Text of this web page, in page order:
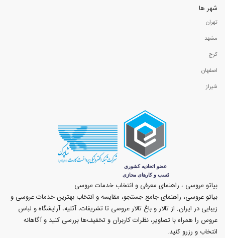
شهر ها
تهران
مشهد
کرج
اصفهان
شیراز
بیاتو عروسی ، راهنمای معرفی و انتخاب خدمات عروسی
بیاتو عروسی، راهنمای جامع جستجو، مقایسه و انتخاب بهترین خدمات عروسی و
زیبایی در ایران. از تالار و باغ تالار عروسی تا تشریفات، آتلیه، آرایشگاه و لباس
عروس را همراه با تصاویر، نظرات کاربران و تخفیف‌ها بررسی کنید و آگاهانه
انتخاب و رزرو کنید.